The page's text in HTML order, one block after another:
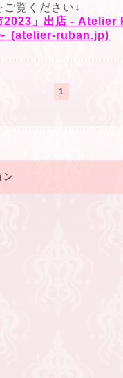
覧ください↓
2023」出店 - Atelier
(atelier-ruban.jp)
1
ン